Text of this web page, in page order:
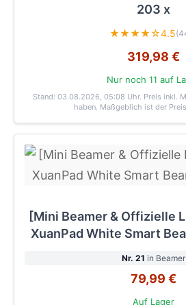
203 x
★★★★☆4.5
319,98 €
Nur noch 11 auf
Stand: 03.08.2026, 05:08 Uhr. Preis inkl.
haben. Maßgeblich ist der
[Mini Beamer & Offizielle
XuanPad White Smart
Nr. 21 in Beamer
79,99 €
Auf Lager